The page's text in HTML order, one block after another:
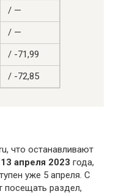
/ —
/ —
/ -71,99
/ -72,85
что останавливают
13 апреля 2023 года,
уже 5 апреля. С
посещать раздел,